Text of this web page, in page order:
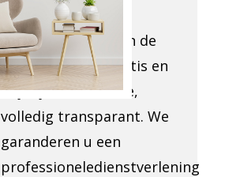
administratieve
romsplomp. Binnen de
24ukrijgt u een gratis en
vrijblijvende offerte,
volledig transparant. We
garanderen u een
professioneledienstverlening